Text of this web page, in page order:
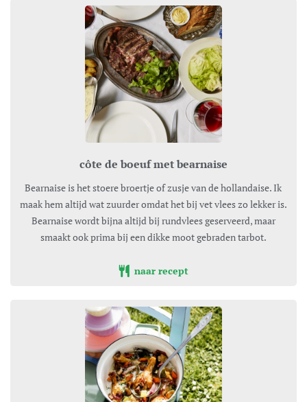
côte de boeuf met bearnaise
Bearnaise is het stoere broertje of zusje van de hollandaise. Ik
maak hem altijd wat zuurder omdat het bij vet vlees zo lekker is.
Bearnaise wordt bijna altijd bij rundvlees geserveerd, maar
smaakt ook prima bij een dikke moot gebraden tarbot.
naar recept